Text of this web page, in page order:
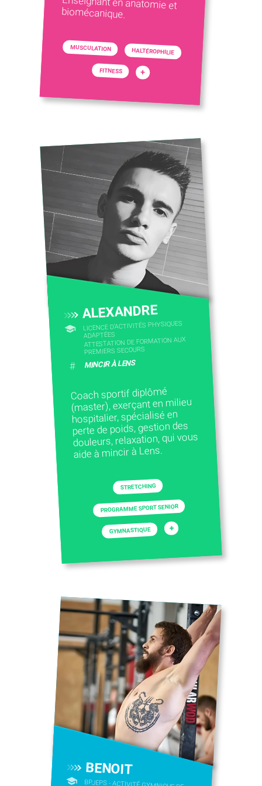
biomécanique.
MUSCULATION HALTÉROPHILIE
FITNESS +
ALEXANDRE
LICENCE D’ACTIVITÉS PHYSIQUES
ADAPTÉES
ATTESTATION DE FORMATION AUX
PREMIERS SECOURS
# MINCIR À LENS
Coach sportif diplômé
(master), exerçant en milieu
hospitalier, spécialisé en
perte de poids, gestion des
douleurs, relaxation, qui vous
aide à mincir à Lens.
STRETCHING
PROGRAMME SPORT SENIOR
GYMNASTIQUE +
BENOIT